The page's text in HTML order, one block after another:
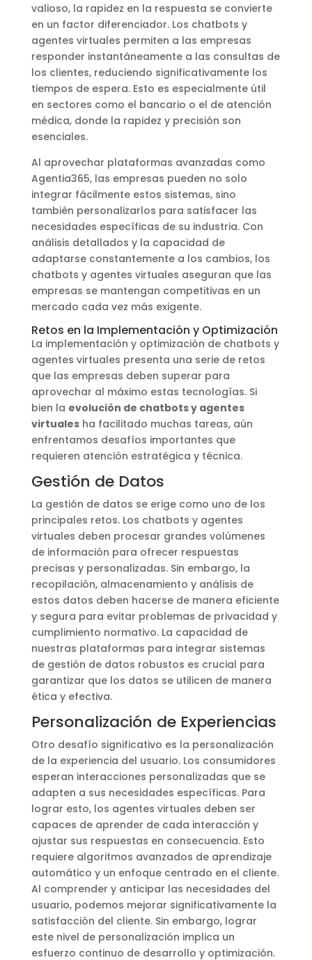
valioso, la rapidez en la respuesta se convierte
en un factor diferenciador. Los chatbots y
agentes virtuales permiten a las empresas
responder instantáneamente a las consultas de
los clientes, reduciendo significativamente los
tiempos de espera. Esto es especialmente útil
en sectores como el bancario o el de atención
médica, donde la rapidez y precisión son
esenciales.
Al aprovechar plataformas avanzadas como
Agentia365, las empresas pueden no solo
integrar fácilmente estos sistemas, sino
también personalizarlos para satisfacer las
necesidades específicas de su industria. Con
análisis detallados y la capacidad de
adaptarse constantemente a los cambios, los
chatbots y agentes virtuales aseguran que las
empresas se mantengan competitivas en un
mercado cada vez más exigente.
Retos en la Implementación y Optimización
La implementación y optimización de chatbots y
agentes virtuales presenta una serie de retos
que las empresas deben superar para
aprovechar al máximo estas tecnologías. Si
bien la evolución de chatbots y agentes
virtualesha facilitado muchas tareas, aún
enfrentamos desafíos importantes que
requieren atención estratégica y técnica.
Gestión de Datos
La gestión de datos se erige como uno de los
principales retos. Los chatbots y agentes
virtuales deben procesar grandes volúmenes
de información para ofrecer respuestas
precisas y personalizadas. Sin embargo, la
recopilación, almacenamiento y análisis de
estos datos deben hacerse de manera eficiente
y segura para evitar problemas de privacidad y
cumplimiento normativo. La capacidad de
nuestras plataformas para integrar sistemas
de gestión de datos robustos es crucial para
garantizar que los datos se utilicen de manera
ética y efectiva.
Personalización de Experiencias
Otro desafío significativo es la personalización
de la experiencia del usuario. Los consumidores
esperan interacciones personalizadas que se
adapten a sus necesidades específicas. Para
lograr esto, los agentes virtuales deben ser
capaces de aprender de cada interacción y
ajustar sus respuestas en consecuencia. Esto
requiere algoritmos avanzados de aprendizaje
automático y un enfoque centrado en el cliente.
Al comprender y anticipar las necesidades del
usuario, podemos mejorar significativamente la
satisfacción del cliente. Sin embargo, lograr
este nivel de personalización implica un
esfuerzo continuo de desarrollo y optimización.